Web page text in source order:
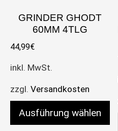
GRINDER GHODT
60MM 4TLG
44,99€
inkl. MwSt.
zzgl. Versandkosten
Ausführung wählen